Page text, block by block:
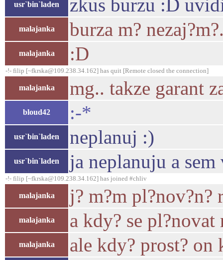
usr`bin`laden zkus burzu :D
malajanka burza m?
malajanka :D
-!- filip [~fkrska@109.238.34.162] has quit [Remote closed the connection]
malajanka mg.. takze garant
bloud42 :-*
usr`bin`laden neplanuj :)
usr`bin`laden ja neplanuju a sem
-!- filip [~fkrska@109.238.34.162] has joined #chliv
malajanka j? m?m pl?nov?n?
malajanka a kdy? se pl?novat
malajanka ale kdy? prost? on